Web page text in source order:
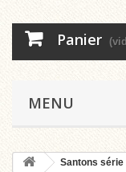
Panier
MENU
Santons série